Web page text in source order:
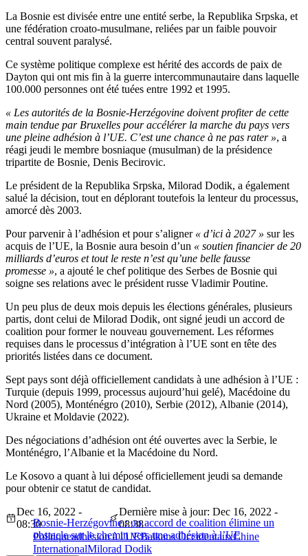
La Bosnie est divisée entre une entité serbe, la Republika Srpska, et
une fédération croato-musulmane, reliées par un faible pouvoir
central souvent paralysé.
Ce système politique complexe est hérité des accords de paix de
Dayton qui ont mis fin à la guerre intercommunautaire dans laquelle
100.000 personnes ont été tuées entre 1992 et 1995.
« Les autorités de la Bosnie-Herzégovine doivent profiter de cette
main tendue par Bruxelles pour accélérer la marche du pays vers
une pleine adhésion à l’UE. C’est une chance à ne pas rater », a
réagi jeudi le membre bosniaque (musulman) de la présidence
tripartite de Bosnie, Denis Becirovic.
Le président de la Republika Srpska, Milorad Dodik, a également
salué la décision, tout en déplorant toutefois la lenteur du processus,
amorcé dès 2003.
Pour parvenir à l’adhésion et pour s’aligner « d’ici à 2027 » sur les
acquis de l’UE, la Bosnie aura besoin d’un « soutien financier de 20
milliards d’euros et tout le reste n’est qu’une belle fausse
promesse », a ajouté le chef politique des Serbes de Bosnie qui
soigne ses relations avec le président russe Vladimir Poutine.
Un peu plus de deux mois depuis les élections générales, plusieurs
partis, dont celui de Milorad Dodik, ont signé jeudi un accord de
coalition pour former le nouveau gouvernement. Les réformes
requises dans le processus d’intégration à l’UE sont en tête des
priorités listées dans ce document.
Sept pays sont déjà officiellement candidats à une adhésion à l’UE :
Turquie (depuis 1999, processus aujourd’hui gelé), Macédoine du
Nord (2005), Monténégro (2010), Serbie (2012), Albanie (2014),
Ukraine et Moldavie (2022).
Des négociations d’adhésion ont été ouvertes avec la Serbie, le
Monténégro, l’Albanie et la Macédoine du Nord.
Le Kosovo a quant à lui déposé officiellement jeudi sa demande
pour obtenir ce statut de candidat.
Bosnie-Herzégovine : un accord de coalition élimine un
obstacle sur le chemin vers une adhésion à l’UE
Dec 16, 2022 -
08:30
Dernière mise à jour: Dec 16, 2022 -
08:38
Politiqueadhésion à l'UEBalkans OccidentauxChine
InternationalMilorad Dodik